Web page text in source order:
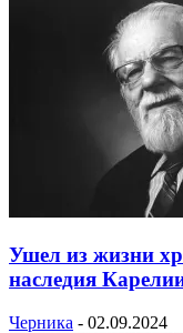
Ушел из жизни
наследия
Черника - 02.09.2024